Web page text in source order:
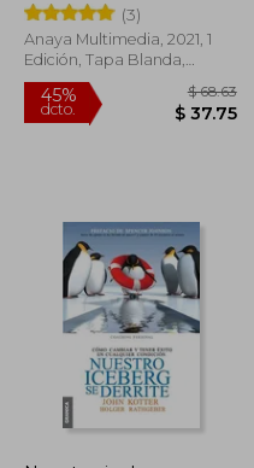
$ 56.30
$ 30.96
(3)
Anaya Multimedia, 2021, 1
Edición, Tapa Blanda,
Nuevo
45%
dcto.